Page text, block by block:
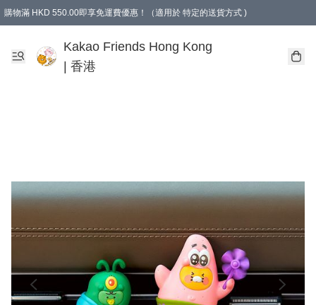
購物滿 HKD 550.00即享免運費優惠！（適用於 特定的送貨方式 )
Kakao Friends Hong Kong
| 香港